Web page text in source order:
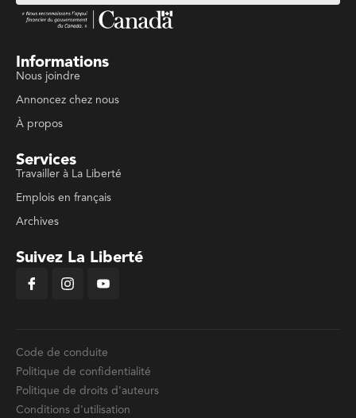
Informations
Nous joindre
Annoncez chez nous
À propos
Services
Travailler à La Liberté
Emplois en français
Archives
Suivez La Liberté
Code de conduite
Politique de confidentialité
Politique de droits d'auteurs
Conditions d'utilisation